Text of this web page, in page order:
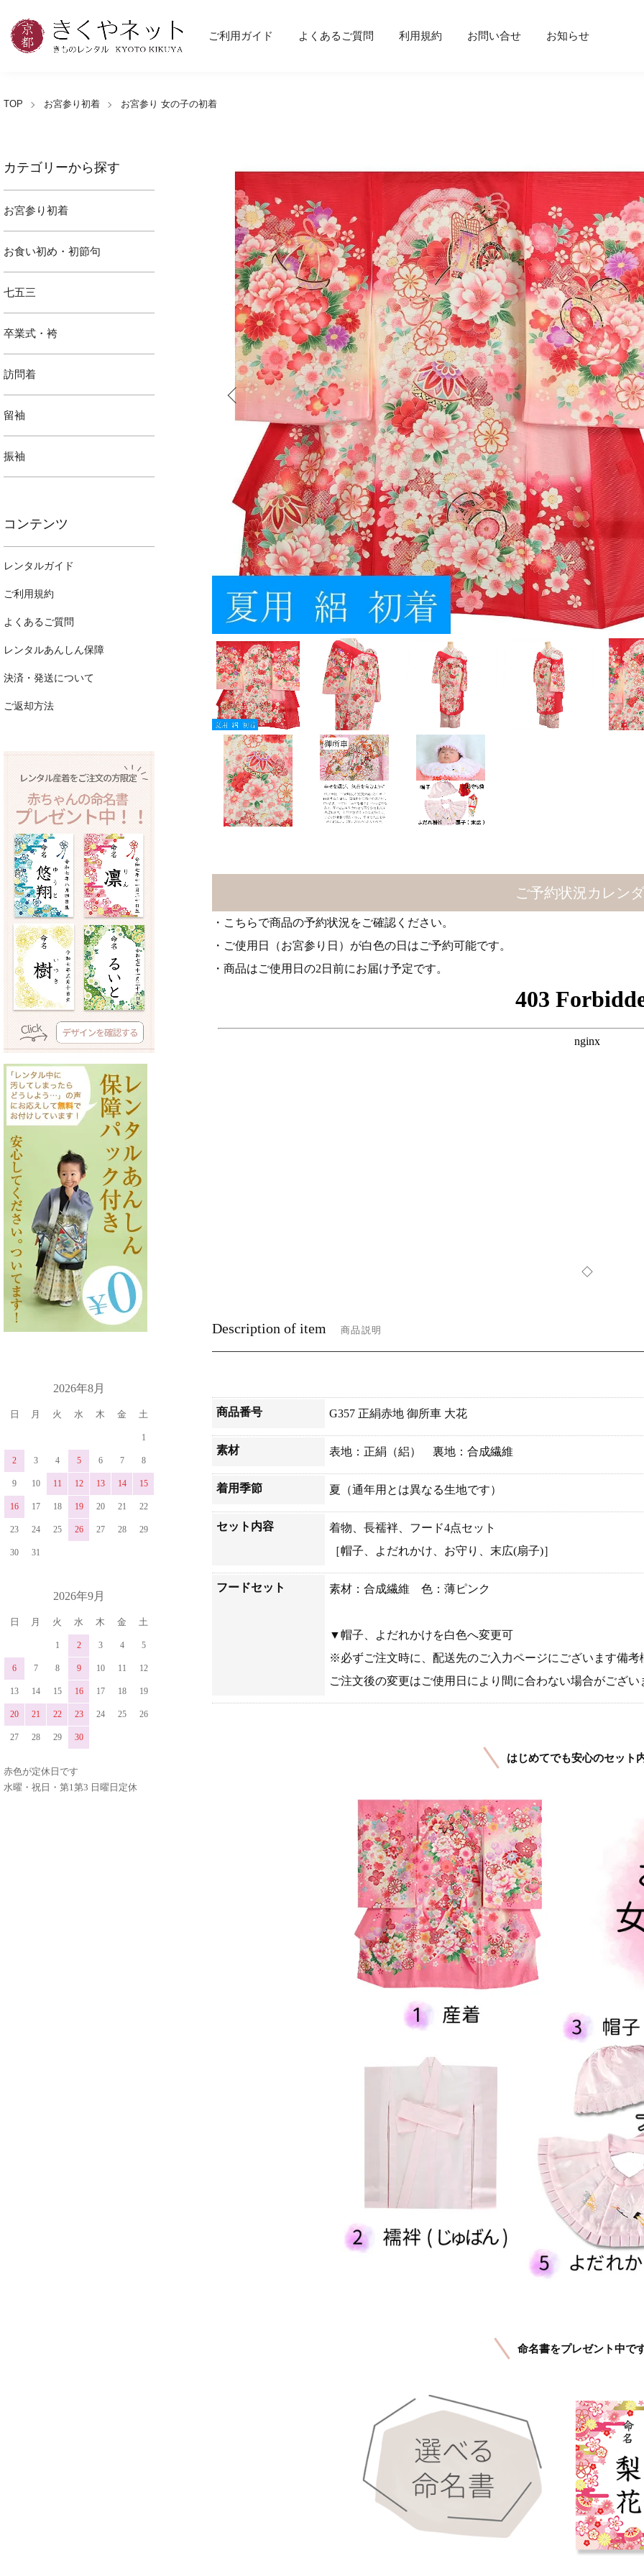
ご利用ガイド よくあるご質問 利用規約 お問い合せ お知らせ
TOP お宮参り初着 お宮参り 女の子の初着
ご予約状況カレン
・こちらで商品の予約状況をご確認ください。
・ご使用日（お宮参り日）が白色の日はご予約可能です。
・商品はご使用日の2日前にお届け予定です。
◇
Description of item 商品説明
商品番号 G357 正絹赤地 御所車 大花
素材 表地：正絹（絽） 裏地：合成繊維
着用季節 夏（通年用とは異なる生地です）
セット内容
着物、長襦袢、フード4点セット
［帽子、よだれかけ、お守り、末広(扇子)］
フードセット 素材：合成繊維 色：薄ピンク
▼帽子、よだれかけを白色へ変更可
※必ずご注文時に、配送先のご入力ページにございます備
ご注文後の変更はご使用日により間に合わない場合がござ
はじめてでも安心のセット
命名書をプレゼント中で
カテゴリーから探す
お宮参り初着
お食い初め・初節句
七五三
卒業式・袴
訪問着
留袖
振袖
コンテンツ
レンタルガイド
ご利用規約
よくあるご質問
レンタルあんしん保障
決済・発送について
ご返却方法
2026年8月
日 月 火 水 木 金 土
1
2 3 4 5 6 7 8
9 10 11 12 13 14 15
16 17 18 19 20 21 22
23 24 25 26 27 28 29
30 31
2026年9月
日 月 火 水 木 金 土
1 2 3 4 5
6 7 8 9 10 11 12
13 14 15 16 17 18 19
20 21 22 23 24 25 26
27 28 29 30
赤色が定休日です
水曜・祝日・第1第3 日曜日定休